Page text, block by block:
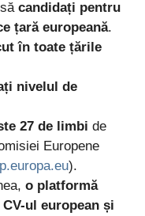
candidați pentru
țară europeană.
în toate țările
nivelul de
27 de limbi de
Europene
).
o platformă
ul european și